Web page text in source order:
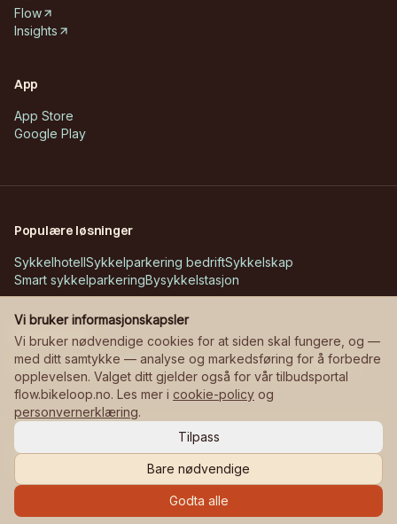
Flow
Insights
App
App Store
Google Play
Populære løsninger
SykkelhotellSykkelparkering bedriftSykkelskap
Smart sykkelparkeringBysykkelstasjon
Kundecases
Askøy – Erdal skoleBane NOR – stasjonerManglerudjordet
©2026Bikeloop.Alle rettigheter reservert.
Cookie-innstillinger
Vi bruker informasjonskapsler
Vi bruker nødvendige cookies for at siden skal fungere, og —
med ditt samtykke — analyse og markedsføring for å forbedre
opplevelsen. Valget ditt gjelder også for vår tilbudsportal
flow.bikeloop.no. Les mer i cookie-policy og
personvernerklæring.
Tilpass
Bare nødvendige
Godta alle